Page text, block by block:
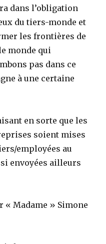
dans l’obligation
du tiers-monde et
les frontières de
monde qui
pas dans ce
à une certaine
en sorte que les
soient mises
employées au
envoyées ailleurs
« Madame » Simone